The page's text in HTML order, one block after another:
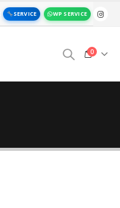
SERVICE WP SERVICE
0